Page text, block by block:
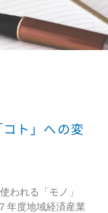
コト」への変
われる「モノ」
年度地域経済産業